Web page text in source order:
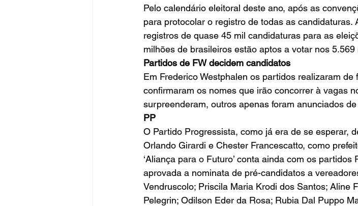
Pelo calendário eleitoral deste ano, após as
para protocolar o registro de todas as candidaturas.
registros de quase 45 mil candidaturas para as
milhões de brasileiros estão aptos a votar nos
Partidos de FW decidem candidatos
Em Frederico Westphalen os partidos realizaram
confirmaram os nomes que irão concorrer à vagas
surpreenderam, outros apenas foram anunciados
PP
O Partido Progressista, como já era de se esperar,
Orlando Girardi e Chester Francescatto, como
‘Aliança para o Futuro’ conta ainda com os
aprovada a nominata de pré-candidatos a
Vendruscolo; Priscila Maria Krodi dos Santos; Aline
Pelegrin; Odilson Eder da Rosa; Rubia Dal Puppo